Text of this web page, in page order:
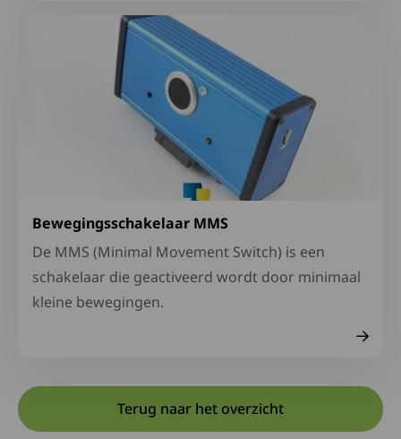
Bewegingsschakelaar MMS
De MMS (Minimal Movement Switch) is een
schakelaar die geactiveerd wordt door minimaal
kleine bewegingen.
Lees meer over Bewegingsschakelaar MMS
Terug naar het overzicht